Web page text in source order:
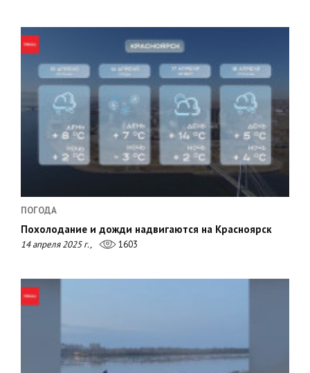
ПОГОДА
Похолодание и дожди надвигаются на Красноярск
14 апреля 2025 г., 1603